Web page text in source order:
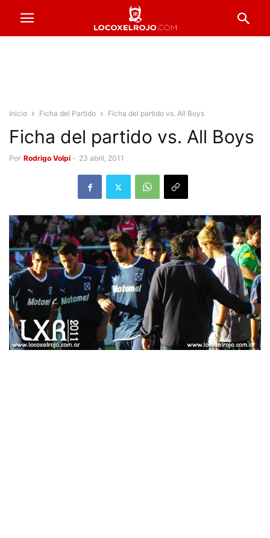
Inicio Ficha del Partido Ficha del partido vs. All Boys
Ficha del partido vs. All Boys
Por Rodrigo Volpi - 23 abril, 2011